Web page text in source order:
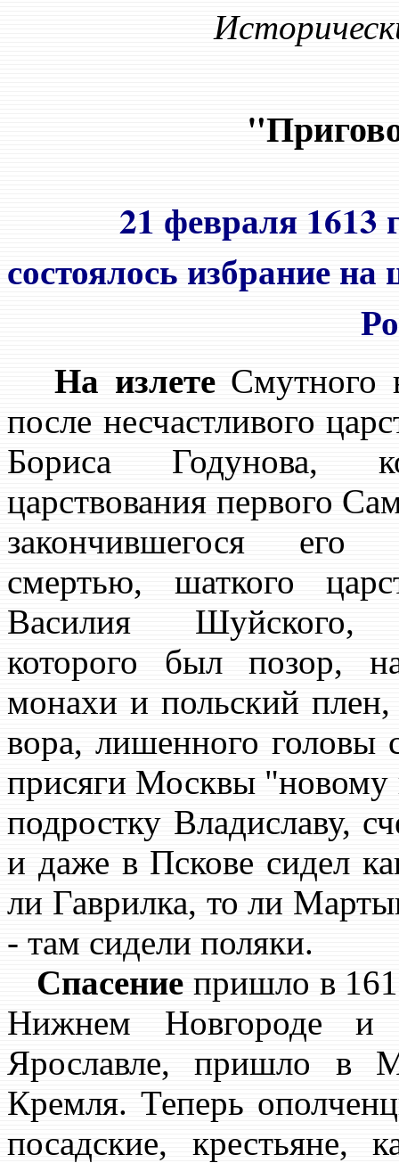
21 февраля 1613
состоялось избрание
На излетеСмутного
после несчастливого
Бориса Годунова,
царствования первого
закончившегося его
смертью, шаткого
Василия Шуйского,
которого был позор,
монахи и польский плен,
вора, лишенного
присяги Москвы "новому
подростку Владиславу,
и даже в Пскове сидел
ли Гаврилка, то ли
- там сидели поляки.
Спасениепришло в
Нижнем Новгороде и
Ярославле, пришло в
Кремля. Теперь
посадские, крестьяне,